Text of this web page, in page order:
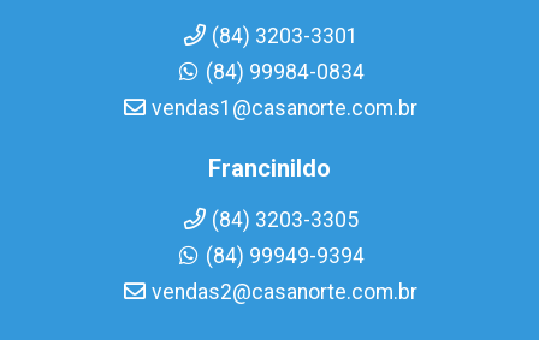
(84) 3203-3301
(84) 99984-0834
vendas1@casanorte.com.br
Francinildo
(84) 3203-3305
(84) 99949-9394
vendas2@casanorte.com.br